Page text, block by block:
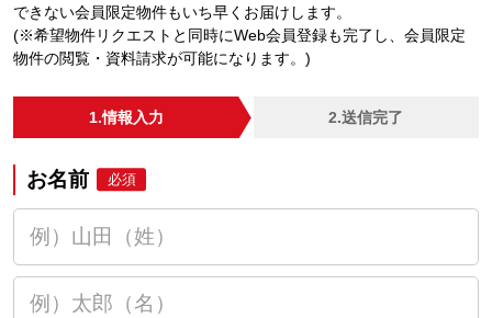
できない会員限定物件もいち早くお届けします。
(※希望物件リクエストと同時にWeb会員登録も完了し、会員限定
物件の閲覧・資料請求が可能になります。)
1.情報入力 2.送信完了
お名前 必須